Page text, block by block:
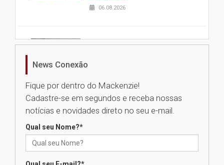
06.08.2026
Nova apresentação do Centro
Universidade Mackenzie
realizará nova edição da Feira
News Conexão
Fique por dentro do Mackenzie!
Cadastre-se em segundos e receba nossas
notícias e novidades direto no seu e-mail.
Qual seu Nome?*